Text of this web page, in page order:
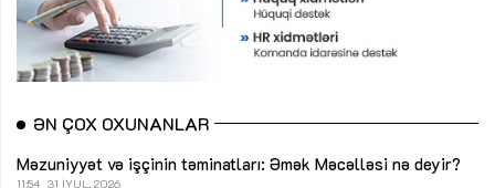
ƏN ÇOX OXUNANLAR
Məzuniyyət və işçinin təminatları: Əmək Məcəlləsi nə deyir?
11:54 31 İYUL, 2026